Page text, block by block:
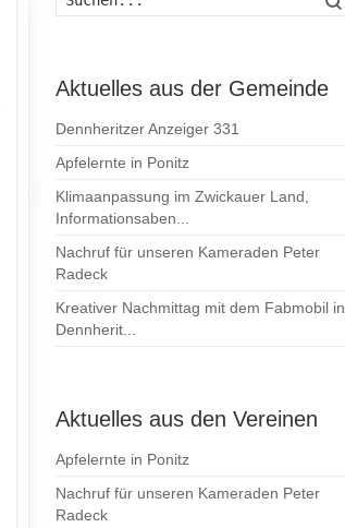
Aktuelles aus der Gemeinde
Dennheritzer Anzeiger 331
Apfelernte in Ponitz
Klimaanpassung im Zwickauer Land,
Informationsaben...
Nachruf für unseren Kameraden Peter
Radeck
Kreativer Nachmittag mit dem Fabmobil in
Dennherit...
Aktuelles aus den Vereinen
Apfelernte in Ponitz
Nachruf für unseren Kameraden Peter
Radeck